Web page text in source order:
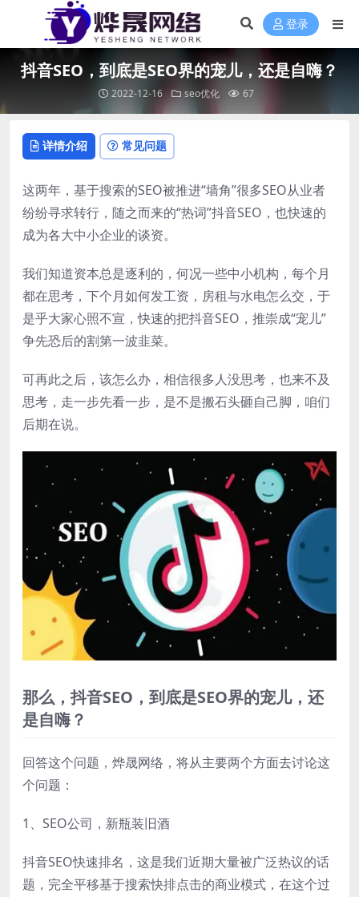
登录
抖音SEO，到底是SEO界的宠儿，还是自嗨？
2022-12-16 seo优化 67
详情介绍 常见问题
这两年，基于搜索的SEO被推进“墙角”很多SEO从业者
纷纷寻求转行，随之而来的“热词”抖音SEO，也快速的
成为各大中小企业的谈资。
我们知道资本总是逐利的，何况一些中小机构，每个月
都在思考，下个月如何发工资，房租与水电怎么交，于
是乎大家心照不宣，快速的把抖音SEO，推崇成“宠儿”
争先恐后的割第一波韭菜。
可再此之后，该怎么办，相信很多人没思考，也来不及
思考，走一步先看一步，是不是搬石头砸自己脚，咱们
后期在说。
那么，抖音SEO，到底是SEO界的宠儿，还
是自嗨？
回答这个问题，烨晟网络，将从主要两个方面去讨论这
个问题：
1、SEO公司，新瓶装旧酒
抖音SEO快速排名，这是我们近期大量被广泛热议的话
题，完全平移基于搜索快排点击的商业模式，在这个过